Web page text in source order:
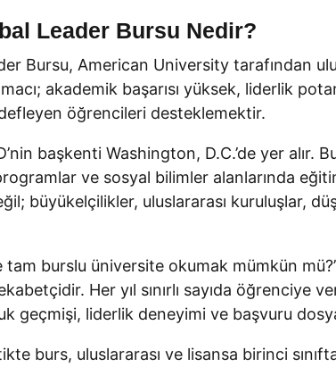
Leader Bursu Nedir?
Bursu, American University tarafından
akademik başarısı yüksek, liderlik
öğrencileri desteklemektir.
başkenti Washington, D.C.’de yer
ve sosyal bilimler alanlarında
büyükelçilikler, uluslararası kuruluşlar,
tam burslu üniversite okumak mümkün
Her yıl sınırlı sayıda
geçmişi, liderlik deneyimi ve başvuru
burs, uluslararası ve lisansa birinci